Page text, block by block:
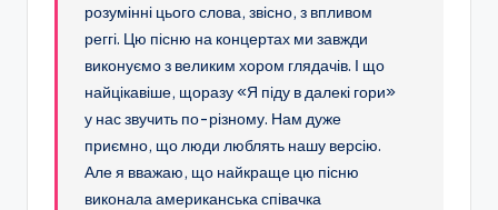
розумінні цього слова, звісно, з впливом
реггі. Цю пісню на концертах ми завжди
виконуємо з великим хором глядачів. І що
найцікавіше, щоразу «Я піду в далекі гори»
у нас звучить по-різному. Нам дуже
приємно, що люди люблять нашу версію.
Але я вважаю, що найкраще цю пісню
виконала американська співачка